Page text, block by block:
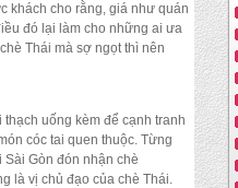
khách cho rằng, giá như quán
đó lại làm cho những ai ưa
Thái mà sợ ngọt thì nên
uống kèm để cạnh tranh
cóc tai quen thuộc. Từng
Gòn đón nhận chè
là vị chủ đạo của chè Thái.